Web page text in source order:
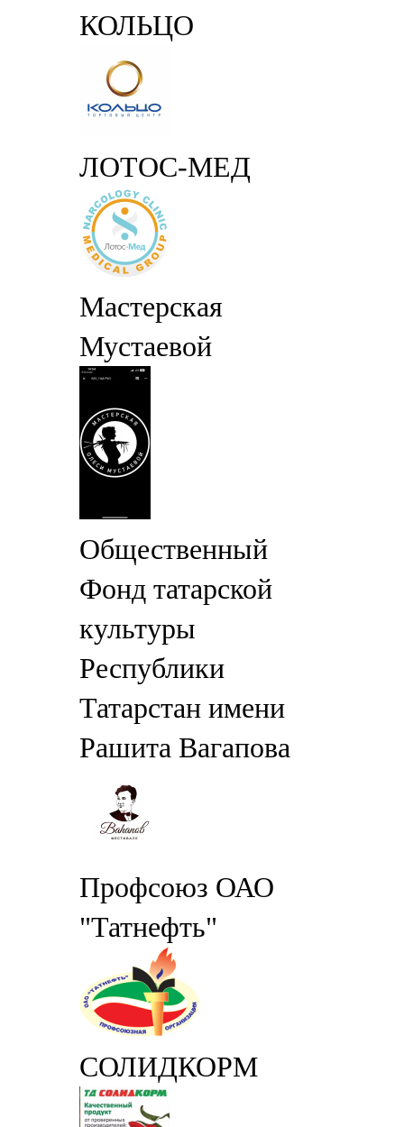
КОЛЬЦО
ЛОТОС-МЕД
Мастерская
Мустаевой
Общественный
Фонд татарской
культуры
Республики
Татарстан имени
Рашита Вагапова
Профсоюз ОАО
"Татнефть"
СОЛИДКОРМ